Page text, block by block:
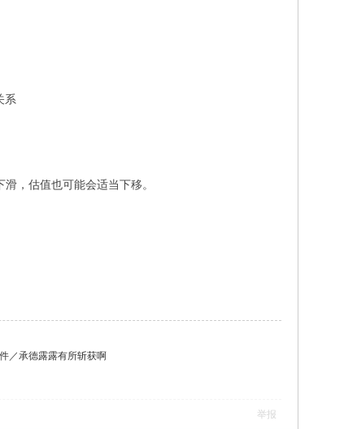
系
，估值也可能会适当下移。
／承德露露有所斩获啊
举报